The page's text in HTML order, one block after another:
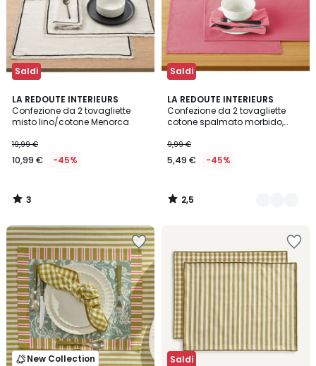
Saldi
LA REDOUTE INTERIEURS
Confezione da 2 tovagliette
misto lino/cotone Menorca
19,99 €
10,99 € -45%
3
/
5
3
/
Saldi
LA REDOUTE INTERIEURS
Confezione da 2 tovagliette
cotone spalmato morbido,
9,99 €
5,49 € -45%
2,5
/ 5
7
Colori
2,5
/
New Collection Saldi